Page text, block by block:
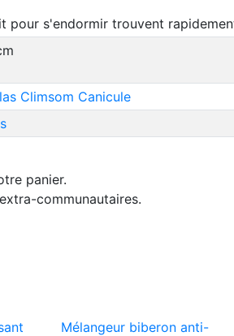
pour s'endormir trouvent
Climsom Canicule
panier.
communautaires.
Mélangeur biberon anti-